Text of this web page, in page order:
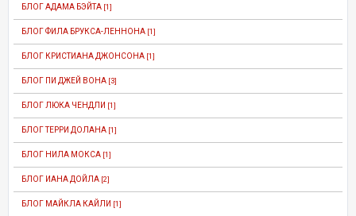
БЛОГ АДАМА БЭЙТА [1]
БЛОГ ФИЛА БРУКСА-ЛЕННОНА [1]
БЛОГ КРИСТИАНА ДЖОНСОНА [1]
БЛОГ ПИ ДЖЕЙ ВОНА [3]
БЛОГ ЛЮКА ЧЕНДЛИ [1]
БЛОГ ТЕРРИ ДОЛАНА [1]
БЛОГ НИЛА МОКСА [1]
БЛОГ ИАНА ДОЙЛА [2]
БЛОГ МАЙКЛА КАЙЛИ [1]